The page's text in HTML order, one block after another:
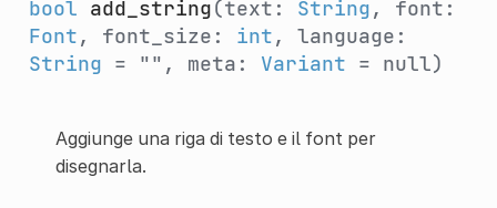
bool add_string(text: String, font:
Font, font_size: int, language:
String = "", meta: Variant = null)
Aggiunge una riga di testo e il font per
disegnarla.